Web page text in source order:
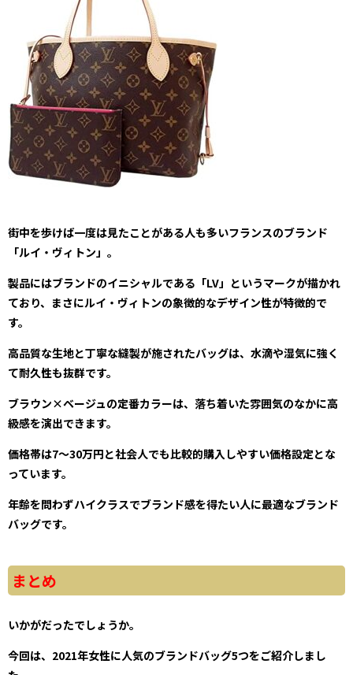
街中を歩けば一度は見たことがある人も多いフランスのブランド
「ルイ・ヴィトン」。
製品にはブランドのイニシャルである「LV」というマークが描かれ
ており、まさにルイ・ヴィトンの象徴的なデザイン性が特徴的で
す。
高品質な生地と丁寧な縫製が施されたバッグは、水滴や湿気に強く
て耐久性も抜群です。
ブラウン×ベージュの定番カラーは、落ち着いた雰囲気のなかに高
級感を演出できます。
価格帯は7～30万円と社会人でも比較的購入しやすい価格設定とな
っています。
年齢を問わずハイクラスでブランド感を得たい人に最適なブランド
バッグです。
まとめ
いかがだったでしょうか。
今回は、2021年女性に人気のブランドバッグ5つをご紹介しまし